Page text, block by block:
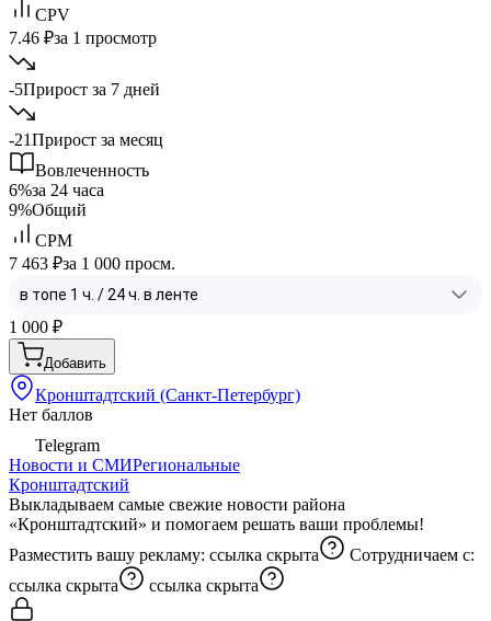
CPV
7.46 ₽за 1 просмотр
-5Прирост за 7 дней
-21Прирост за месяц
Вовлеченность
6%за 24 часа
9%Общий
CPM
7 463 ₽за 1 000 просм.
1 000 ₽
Добавить
Кронштадтский (Санкт-Петербург)
Нет баллов
Telegram
Новости и СМИРегиональные
Кронштадтский
Выкладываем самые свежие новости района
«Кронштадтский» и помогаем решать ваши проблемы!
Разместить вашу рекламу: ссылка скрыта
Сотрудничаем с:
ссылка скрыта
ссылка скрыта